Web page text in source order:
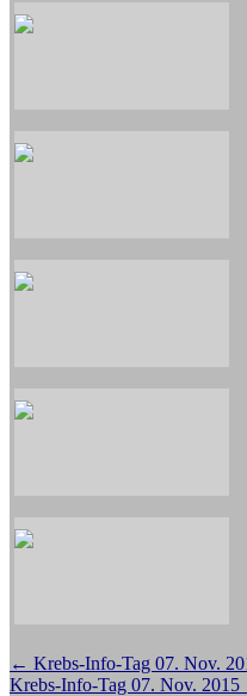
Beitragsnavigation
← Krebs-Info-Tag 07. Nov.
Krebs-Info-Tag 07. Nov. 2015